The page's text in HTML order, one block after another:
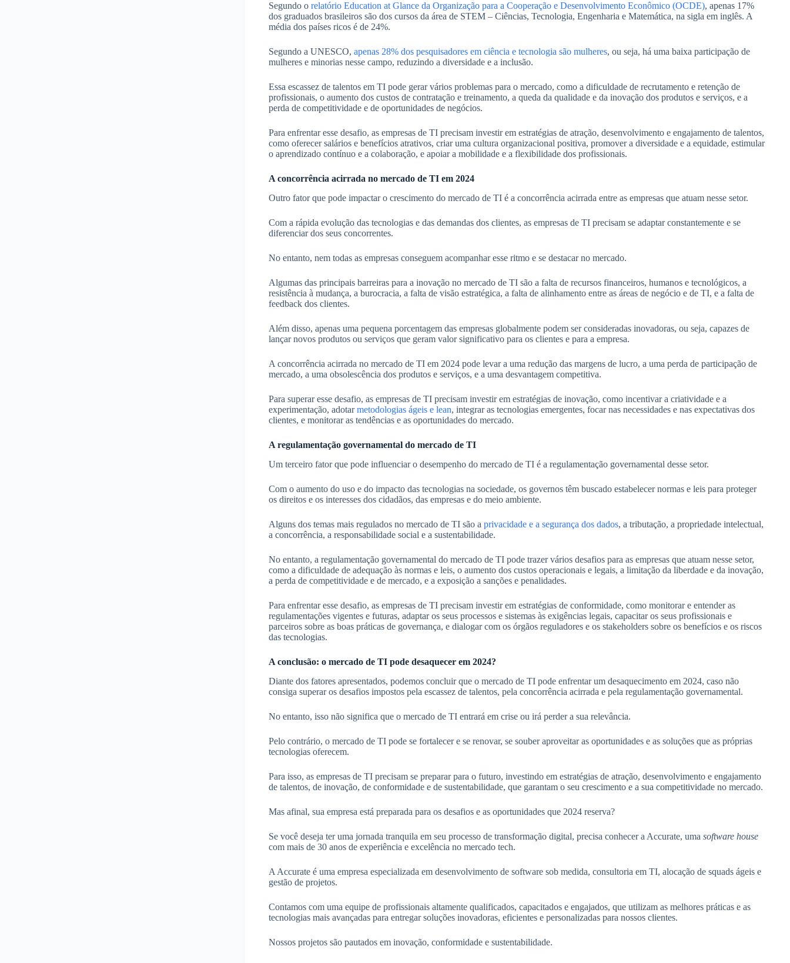
Segundo o relatório Education at Glance da Organização para a Cooperação e Desenvolvimento Econômico (OCDE), apenas 17%
dos graduados brasileiros são dos cursos da área de STEM – Ciências, Tecnologia, Engenharia e Matemática, na sigla em inglês. A
média dos países ricos é de 24%.
Segundo a UNESCO, apenas 28% dos pesquisadores em ciência e tecnologia são mulheres, ou seja, há uma baixa participação de
mulheres e minorias nesse campo, reduzindo a diversidade e a inclusão.
Essa escassez de talentos em TI pode gerar vários problemas para o mercado, como a dificuldade de recrutamento e retenção de
profissionais, o aumento dos custos de contratação e treinamento, a queda da qualidade e da inovação dos produtos e serviços, e a
perda de competitividade e de oportunidades de negócios.
Para enfrentar esse desafio, as empresas de TI precisam investir em estratégias de atração, desenvolvimento e engajamento de talentos,
como oferecer salários e benefícios atrativos, criar uma cultura organizacional positiva, promover a diversidade e a equidade, estimular
o aprendizado contínuo e a colaboração, e apoiar a mobilidade e a flexibilidade dos profissionais.
A concorrência acirrada no mercado de TI em 2024
Outro fator que pode impactar o crescimento do mercado de TI é a concorrência acirrada entre as empresas que atuam nesse setor.
Com a rápida evolução das tecnologias e das demandas dos clientes, as empresas de TI precisam se adaptar constantemente e se
diferenciar dos seus concorrentes.
No entanto, nem todas as empresas conseguem acompanhar esse ritmo e se destacar no mercado.
Algumas das principais barreiras para a inovação no mercado de TI são a falta de recursos financeiros, humanos e tecnológicos, a
resistência à mudança, a burocracia, a falta de visão estratégica, a falta de alinhamento entre as áreas de negócio e de TI, e a falta de
feedback dos clientes.
Além disso, apenas uma pequena porcentagem das empresas globalmente podem ser consideradas inovadoras, ou seja, capazes de
lançar novos produtos ou serviços que geram valor significativo para os clientes e para a empresa.
A concorrência acirrada no mercado de TI em 2024 pode levar a uma redução das margens de lucro, a uma perda de participação de
mercado, a uma obsolescência dos produtos e serviços, e a uma desvantagem competitiva.
Para superar esse desafio, as empresas de TI precisam investir em estratégias de inovação, como incentivar a criatividade e a
experimentação, adotarmetodologias ágeis e lean, integrar as tecnologias emergentes, focar nas necessidades e nas expectativas dos
clientes, e monitorar as tendências e as oportunidades do mercado.
A regulamentação governamental do mercado de TI
Um terceiro fator que pode influenciar o desempenho do mercado de TI é a regulamentação governamental desse setor.
Com o aumento do uso e do impacto das tecnologias na sociedade, os governos têm buscado estabelecer normas e leis para proteger
os direitos e os interesses dos cidadãos, das empresas e do meio ambiente.
Alguns dos temas mais regulados no mercado de TI são a privacidade e a segurança dos dados, a tributação, a propriedade intelectual,
a concorrência, a responsabilidade social e a sustentabilidade.
No entanto, a regulamentação governamental do mercado de TI pode trazer vários desafios para as empresas que atuam nesse setor,
como a dificuldade de adequação às normas e leis, o aumento dos custos operacionais e legais, a limitação da liberdade e da inovação,
a perda de competitividade e de mercado, e a exposição a sanções e penalidades.
Para enfrentar esse desafio, as empresas de TI precisam investir em estratégias de conformidade, como monitorar e entender as
regulamentações vigentes e futuras, adaptar os seus processos e sistemas às exigências legais, capacitar os seus profissionais e
parceiros sobre as boas práticas de governança, e dialogar com os órgãos reguladores e os stakeholders sobre os benefícios e os riscos
das tecnologias.
A conclusão: o mercado de TI pode desaquecer em 2024?
Diante dos fatores apresentados, podemos concluir que o mercado de TI pode enfrentar um desaquecimento em 2024, caso não
consiga superar os desafios impostos pela escassez de talentos, pela concorrência acirrada e pela regulamentação governamental.
No entanto, isso não significa que o mercado de TI entrará em crise ou irá perder a sua relevância.
Pelo contrário, o mercado de TI pode se fortalecer e se renovar, se souber aproveitar as oportunidades e as soluções que as próprias
tecnologias oferecem.
Para isso, as empresas de TI precisam se preparar para o futuro, investindo em estratégias de atração, desenvolvimento e engajamento
de talentos, de inovação, de conformidade e de sustentabilidade, que garantam o seu crescimento e a sua competitividade no mercado.
Mas afinal, sua empresa está preparada para os desafios e as oportunidades que 2024 reserva?
Se você deseja ter uma jornada tranquila em seu processo de transformação digital, precisa conhecer a Accurate, uma software house
com mais de 30 anos de experiência e excelência no mercado tech.
A Accurate é uma empresa especializada em desenvolvimento de software sob medida, consultoria em TI, alocação de squads ágeis e
gestão de projetos.
Contamos com uma equipe de profissionais altamente qualificados, capacitados e engajados, que utilizam as melhores práticas e as
tecnologias mais avançadas para entregar soluções inovadoras, eficientes e personalizadas para nossos clientes.
Nossos projetos são pautados em inovação, conformidade e sustentabilidade.